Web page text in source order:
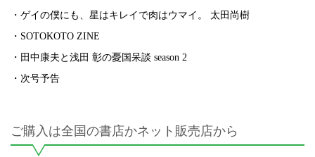
・ゲイの僕にも、星はキレイで肉はウマイ。 太田尚樹
・SOTOKOTO ZINE
・田中康夫と浅田 彰の憂国呆談 season 2
・次号予告
​ご購入は全国の書店かネット販売店から